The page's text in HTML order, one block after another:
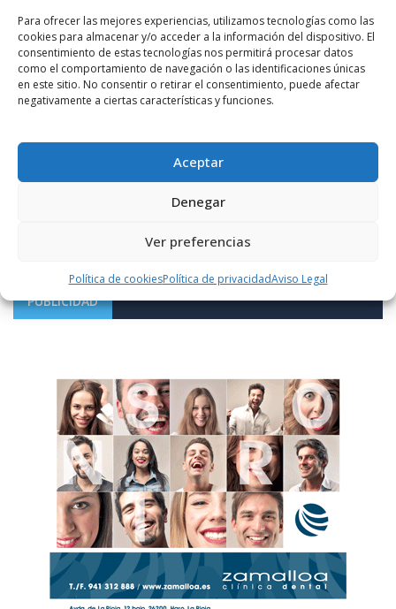
Para ofrecer las mejores experiencias, utilizamos tecnologías como las
cookies para almacenar y/o acceder a la información del dispositivo. El
consentimiento de estas tecnologías nos permitirá procesar datos
como el comportamiento de navegación o las identificaciones únicas
en este sitio. No consentir o retirar el consentimiento, puede afectar
negativamente a ciertas características y funciones.
Aceptar
Denegar
Ver preferencias
Política de cookiesPolítica de privacidadAviso Legal
Notificarme vía correo electrónico cuando el comentario sea
Este sitio usa Akismet para reducir el spam.
PUBLICIDAD